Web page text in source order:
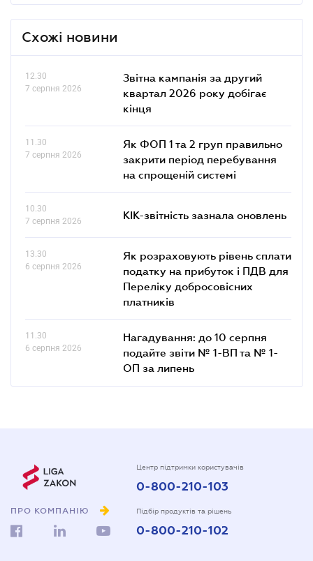
Схожі новини
12.30
7 серпня 2026
Звітна кампанія за другий
квартал 2026 року добігає
кінця
11.30
7 серпня 2026
Як ФОП 1 та 2 груп правильно
закрити період перебування
на спрощеній системі
10.30
7 серпня 2026
КІК-звітність зазнала оновлень
13.30
6 серпня 2026
Як розраховують рівень сплати
податку на прибуток і ПДВ для
Переліку добросовісних
платників
11.30
6 серпня 2026
Нагадування: до 10 серпня
подайте звіти № 1-ВП та № 1-
ОП за липень
ПРО КОМПАНІЮ
Центр підтримки користувачів
0-800-210-103
Підбір продуктів та рішень
0-800-210-102